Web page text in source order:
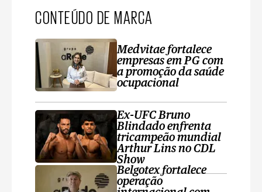
CONTEÚDO DE MARCA
Medvitae fortalece
empresas em PG com
a promoção da saúde
ocupacional
Ex-UFC Bruno
Blindado enfrenta
tricampeão mundial
Arthur Lins no CDL
Show
Belgotex fortalece
operação